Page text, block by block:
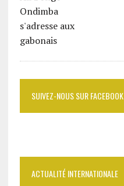
SUIVEZ-NOUS SUR FACEBOOK
ACTUALITÉ INTERNATIONALE